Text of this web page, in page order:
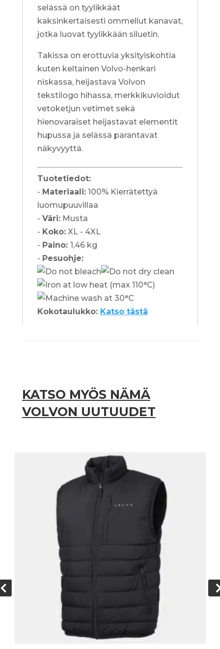
selässä on tyylikkäät
kaksinkertaisesti ommellut kanavat,
jotka luovat tyylikkään siluetin.
Takissa on erottuvia yksityiskohtia
kuten keltainen Volvo-henkari
niskassa, heijastava Volvon
tekstilogo hihassa, merkkikuvioidut
vetoketjun vetimet sekä
hienovaraiset heijastavat elementit
hupussa ja selässä parantavat
näkyvyyttä.
Tuotetiedot:
- Materiaali:100% Kierrätettyä
luomupuuvillaa
- Väri:Musta
- Koko:XL - 4XL
- Paino: 1,46 kg
- Pesuohje:
Kokotaulukko: Katso tästä
KATSO MYÖS NÄMÄ
VOLVON UUTUUDET